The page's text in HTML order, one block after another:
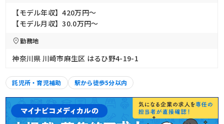
【モデル年収】420万円〜
【モデル月収】30.0万円〜
勤務地
神奈川県 川崎市麻生区 はるひ野4-19-1
託児所・育児補助 駅から徒歩5分以内